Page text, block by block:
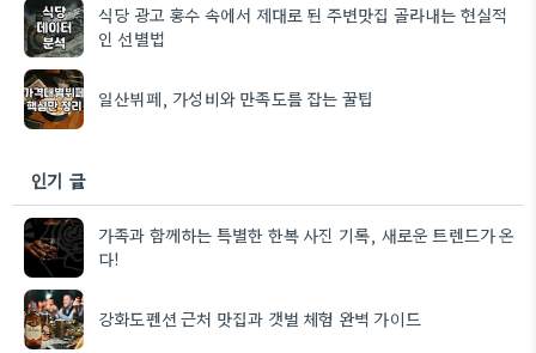
식당 광고 홍수 속에서 제대로 된 주변맛집 골라내는 현실적
인 선별법
일산뷔페, 가성비와 만족도를 잡는 꿀팁
인기 글
가족과 함께하는 특별한 한복 사진 기록, 새로운 트렌드가 온
다!
강화도펜션 근처 맛집과 갯벌 체험 완벽 가이드